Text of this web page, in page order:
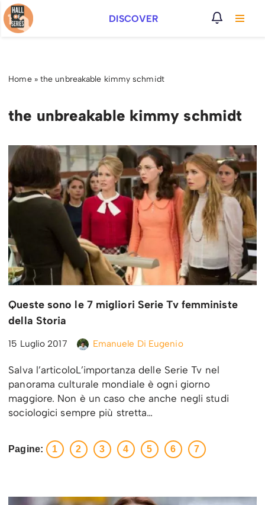
Vai
DISCOVER
Home» the unbreakable kimmy schmidt
the unbreakable kimmy schmidt
Queste sono le 7 migliori Serie Tv femministe
della Storia
15 Luglio 2017 Emanuele Di Eugenio
Salva l’articoloL’importanza delle Serie Tv nel
panorama culturale mondiale è ogni giorno
maggiore. Non è un caso che anche negli studi
sociologici sempre più stretta…
Pagine: 1 2 3 4 5 6 7